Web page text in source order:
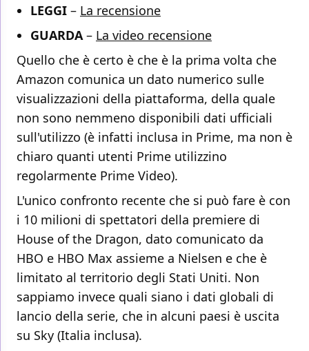
LEGGI – La recensione
GUARDA– La video recensione
Quello che è certo è che è la prima volta che
Amazon comunica un dato numerico sulle
visualizzazioni della piattaforma, della quale
non sono nemmeno disponibili dati ufficiali
sull'utilizzo (è infatti inclusa in Prime, ma non è
chiaro quanti utenti Prime utilizzino
regolarmente Prime Video).
L'unico confronto recente che si può fare è con
i 10 milioni di spettatori della premiere di
House of the Dragon, dato comunicato da
HBO e HBO Max assieme a Nielsen e che è
limitato al territorio degli Stati Uniti. Non
sappiamo invece quali siano i dati globali di
lancio della serie, che in alcuni paesi è uscita
su Sky (Italia inclusa).